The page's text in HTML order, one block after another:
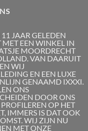
JAAR GELEDEN
MET EEN WINKEL IN
MOORDRECHT
VAN DAARUIT
WIJ
EN EEN LUXE
GENAAMD IXXXI.
ONS
DOOR ONS
PROFILEREN OP HET
IMMERS IS DAT OOK
WIJ ZIJN NU
MET ONZE